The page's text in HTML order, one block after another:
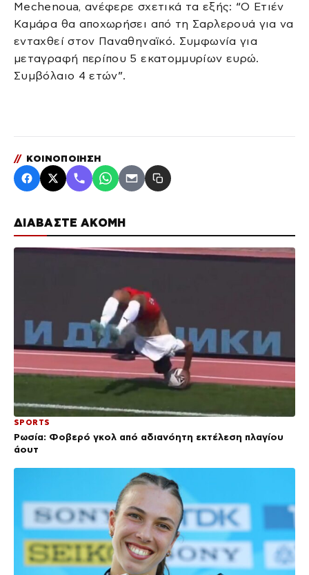
ΔΙΑΒΑΣΤΕ ΑΚΟΜΗ
SPORTS
Ρωσία: Φοβερό γκολ από αδιανόητη εκτέλεση πλαγίου
άουτ
Mechenoua, ανέφερε σχετικά τα εξής: “Ο Ετιέν
Καμάρα θα αποχωρήσει από τη Σαρλερουά για να
ενταχθεί στον Παναθηναϊκό. Συμφωνία για
μεταγραφή περίπου 5 εκατομμυρίων ευρώ.
Συμβόλαιο 4 ετών”.
// ΚΟΙΝΟΠΟΙΗΣΗ